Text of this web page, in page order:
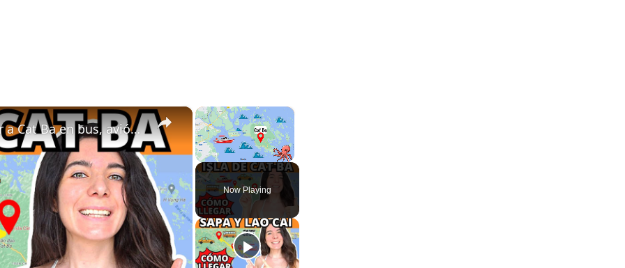
×
Unmute
Now Playing
×
Viajar a Vietnam ✅✅ Cómo llegar a Cat Ba en bus, avión, traslado, taxi y ferry/barco